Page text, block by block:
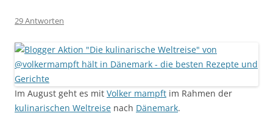
29 Antworten
Im August geht es mit Volker mampft im Rahmen der
kulinarischen Weltreise nach Dänemark.